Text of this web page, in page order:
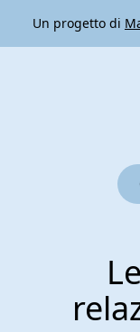
Un progetto di